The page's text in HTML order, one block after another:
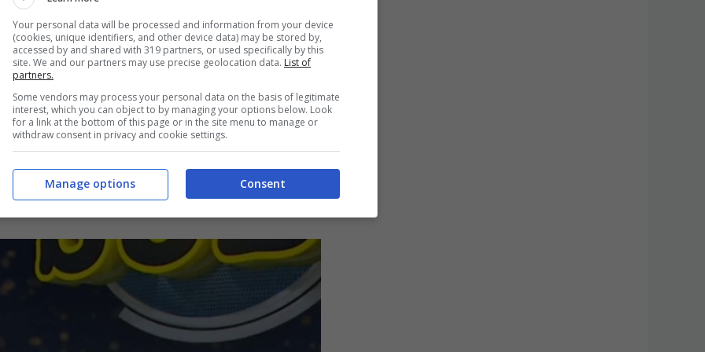
a parlare di Emma
bellissima”
Your personal data will be processed and information from your device
(cookies, unique identifiers, and other device data) may be stored by,
accessed by and shared with 319 partners, or used specifically by this
site. We and our partners may use precise geolocation data. List of
partners.
Some vendors may process your personal data on the basis of legitimate
interest, which you can object to by managing your options below. Look
for a link at the bottom of this page or in the site menu to manage or
withdraw consent in privacy and cookie settings.
Consent
Manage options